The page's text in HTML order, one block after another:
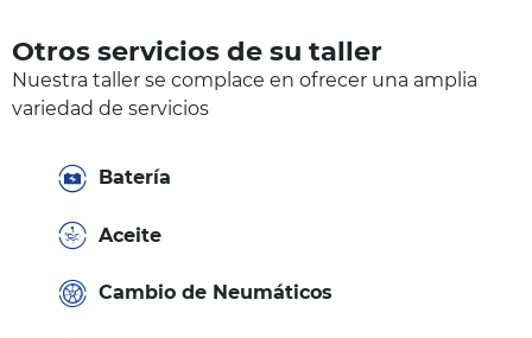
Otros servicios de su taller
Nuestra taller se complace en ofrecer una amplia
variedad de servicios
Batería
Aceite
Cambio de Neumáticos